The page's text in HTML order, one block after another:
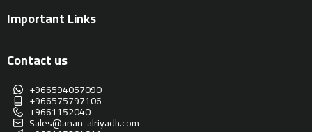
Important Links
Contact us
+966594057090
+966575797106
+9661152040
Sales@anan-alriyadh.com